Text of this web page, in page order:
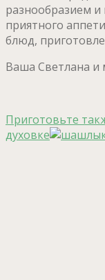
разнообразием
приятного
блюд,
Ваша Светлана и
Приготовьте
духовке